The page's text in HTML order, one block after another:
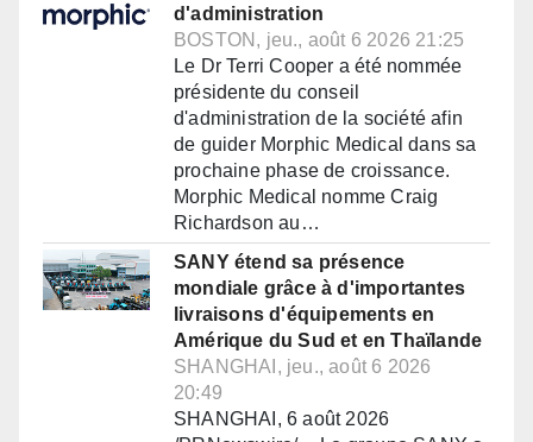
d'administration
BOSTON, jeu., août 6 2026 21:25
Le Dr Terri Cooper a été nommée
présidente du conseil
d'administration de la société afin
de guider Morphic Medical dans sa
prochaine phase de croissance.
Morphic Medical nomme Craig
Richardson au…
SANY étend sa présence
mondiale grâce à d'importantes
livraisons d'équipements en
Amérique du Sud et en Thaïlande
SHANGHAI, jeu., août 6 2026
20:49
SHANGHAI, 6 août 2026